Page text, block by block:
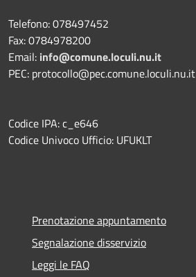
Telefono: 078497452
Fax: 0784978200
Email: info@comune.loculi.nu.it
PEC: protocollo@pec.comune.loculi.nu.it
Codice IPA: c_e646
Codice Univoco Ufficio: UFUKLT
Prenotazione appuntamento
Segnalazione disservizio
Leggi le FAQ